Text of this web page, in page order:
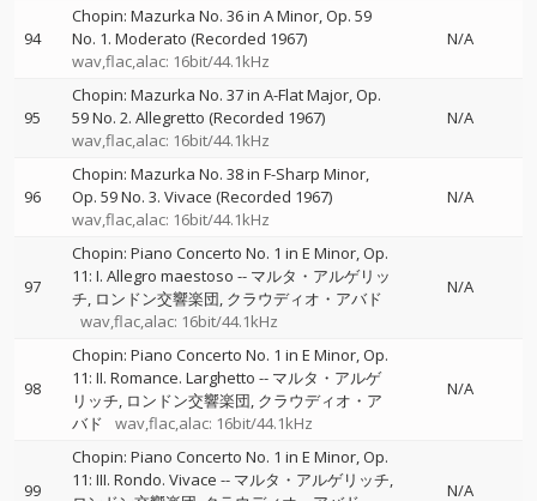
94
Chopin: Mazurka No. 36 in A Minor, Op. 59
No. 1. Moderato (Recorded 1967)
wav,flac,alac: 16bit/44.1kHz
N/A
95
Chopin: Mazurka No. 37 in A-Flat Major, Op.
59 No. 2. Allegretto (Recorded 1967)
wav,flac,alac: 16bit/44.1kHz
N/A
96
Chopin: Mazurka No. 38 in F-Sharp Minor,
Op. 59 No. 3. Vivace (Recorded 1967)
wav,flac,alac: 16bit/44.1kHz
N/A
97
Chopin: Piano Concerto No. 1 in E Minor, Op.
11: I. Allegro maestoso -- マルタ・アルゲリッ
チ ロンドン交響楽団 クラウディオ・アバド
wav,flac,alac: 16bit/44.1kHz
N/A
98
Chopin: Piano Concerto No. 1 in E Minor, Op.
11: II. Romance. Larghetto -- マルタ・アルゲ
リッチ ロンドン交響楽団 クラウディオ・ア
バド
wav,flac,alac: 16bit/44.1kHz
N/A
99
Chopin: Piano Concerto No. 1 in E Minor, Op.
11: III. Rondo. Vivace -- マルタ・アルゲリッチ
N/A